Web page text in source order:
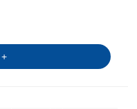
他容器中抽出和加压供
卷盘等。此外，它结构
料。